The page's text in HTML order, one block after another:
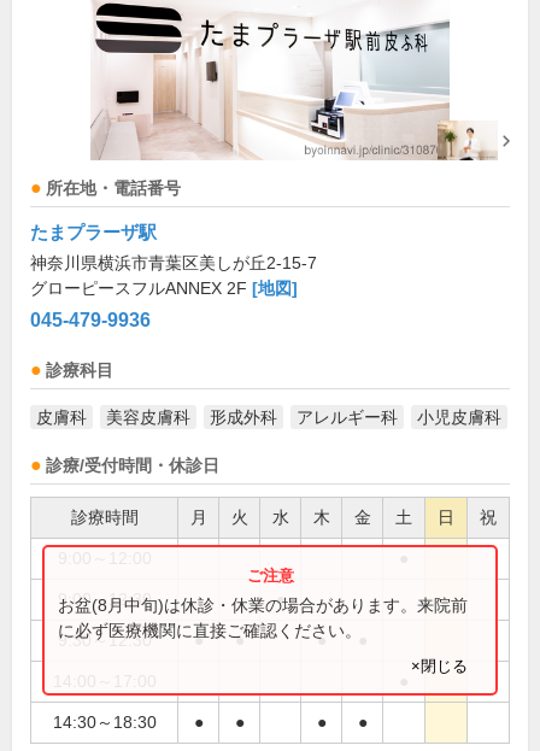
所在地・電話番号
たまプラーザ駅
神奈川県横浜市青葉区美しが丘2-15-7
グローピースフルANNEX 2F [地図]
045-479-9936
診療科目
皮膚科 美容皮膚科 形成外科 アレルギー科 小児皮膚科
診療/受付時間・休診日
診療時間 月 火 水 木 金 土 日 祝
9:00～12:30 ●
9:30～12:30 ● ● ●
14:30～18:30 ● ● ● ●
お盆(8月中旬)は休診・休業の場合があります。来院前
に必ず医療機関に直接ご確認ください。
×閉じる